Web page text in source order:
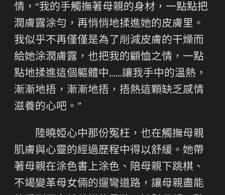
情，“我的手觸撫著母親的身材，一點點把
潤膚露涂勻，再悄悄地揉進她的皮膚里。
我似乎不再僅僅是為了削減皮膚的干燥而
給她涂潤膚露，也把我的顧恤之情，一點
點地揉進這個軀體中……讓我手中的溫熱，
漸漸地捂，漸漸地捂，捂熱這顆缺乏感情
滋養的心吧。”
陸曉婭心中那份冤枉，也在觸撫母親
肌膚與心靈的經過歷程中得以舒緩。她帶
著母親在涂色書上涂色、陪母親下跳棋、
不竭變革母女倆的遛彎道路，讓母親盡能